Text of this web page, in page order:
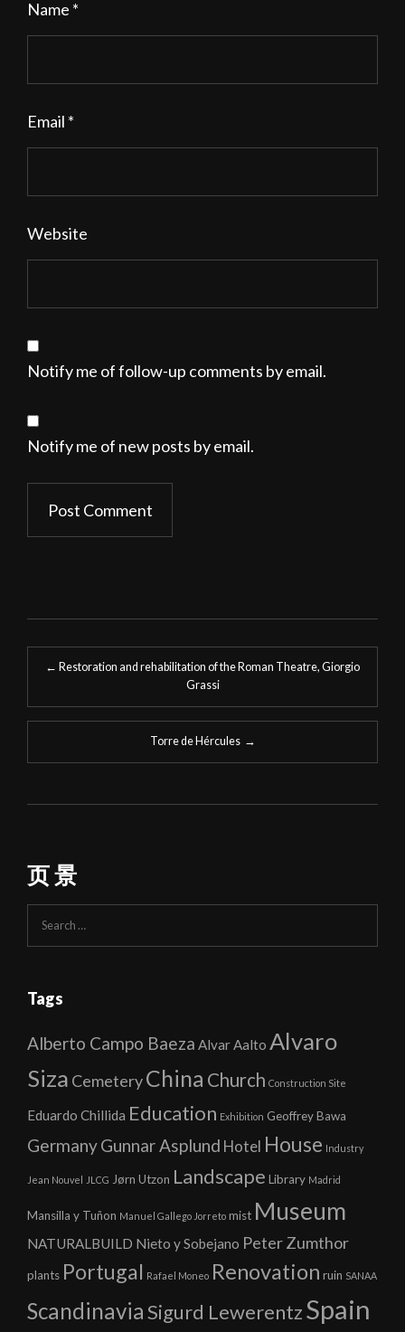
Name *
Email *
Website
Notify me of follow-up comments by email.
Notify me of new posts by email.
Post
navigation
← Restoration and rehabilitation of the Roman Theatre, Giorgio
Grassi
Torre de Hércules →
页 景
Search
for:
Tags
Alberto Campo Baeza Alvar Aalto Alvaro
Siza CemeteryChina Church Construction Site
Eduardo Chillida Education Exhibition Geoffrey Bawa
GermanyGunnar Asplund Hotel House Industry
Jean Nouvel JLCG Jørn Utzon Landscape Library Madrid
Mansilla y Tuñon Manuel Gallego Jorreto mist Museum
NATURALBUILD Nieto y Sobejano Peter Zumthor
plants Portugal Rafael Moneo Renovation ruin SANAA
ScandinaviaSigurd LewerentzSpain